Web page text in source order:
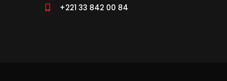
+221 33 842 00 84